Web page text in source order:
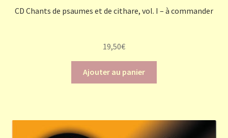
CD Chants de psaumes et de cithare, vol. I – à commander
19,50€
Ajouter au panier